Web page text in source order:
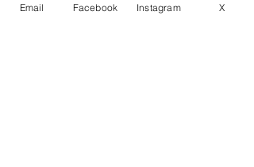
Email Facebook Instagram X